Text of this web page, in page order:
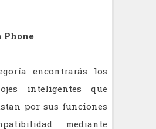
Phone
encontrarás los
inteligentes que
por sus funciones
mediante